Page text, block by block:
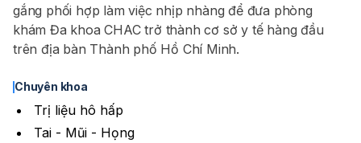
gắng phối hợp làm việc nhịp nhàng để đưa phòng
khám Đa khoa CHAC trở thành cơ sở y tế hàng đầu
trên địa bàn Thành phố Hồ Chí Minh.
Chuyên khoa
Trị liệu hô hấp
Tai - Mũi - Họng